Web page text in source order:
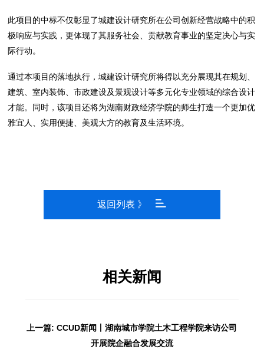
此项目的中标不仅彰显了城建设计研究所在公司创新经营战略中的积
极响应与实践，更体现了其服务社会、贡献教育事业的坚定决心与实
际行动。
通过本项目的落地执行，城建设计研究所将得以充分展现其在规划、
建筑、室内装饰、市政建设及景观设计等多元化专业领域的综合设计
才能。同时，该项目还将为湖南财政经济学院的师生打造一个更加优
雅宜人、实用便捷、美观大方的教育及生活环境。
返回列表 》
相关新闻
上一篇: CCUD新闻丨湖南城市学院土木工程学院来访公司
开展院企融合发展交流